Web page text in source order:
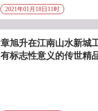
2021年01月18日11时
章旭升在江南山水新城
有标志性意义的传世精